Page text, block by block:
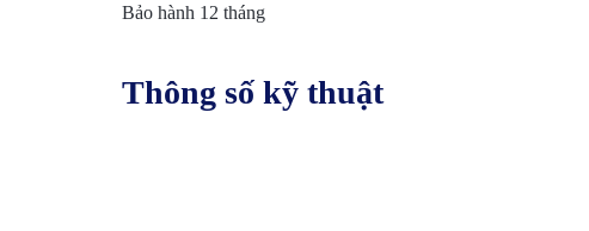
HỆ
Bảo hành 12 tháng
Thông số kỹ thuật